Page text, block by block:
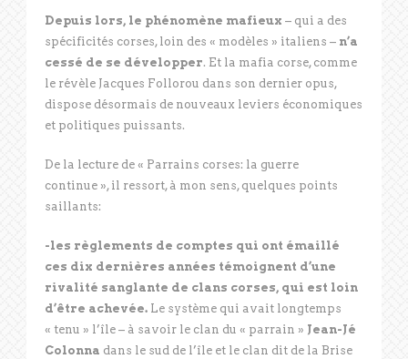
Depuis lors, le phénomène mafieux – qui a des
spécificités corses, loin des « modèles » italiens – n’a
cessé de se développer. Et la mafia corse, comme
le révèle Jacques Follorou dans son dernier opus,
dispose désormais de nouveaux leviers économiques
et politiques puissants.
De la lecture de « Parrains corses: la guerre
continue », il ressort, à mon sens, quelques points
saillants:
-les règlements de comptes qui ont émaillé
ces dix dernières années témoignent d’une
rivalité sanglante de clans corses, qui est loin
d’être achevée. Le système qui avait longtemps
« tenu » l’île – à savoir le clan du « parrain » Jean-Jé
Colonna dans le sud de l’île et le clan dit de la Brise